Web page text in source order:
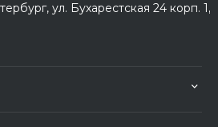
ул. Бухарестская 24 корп. 1,